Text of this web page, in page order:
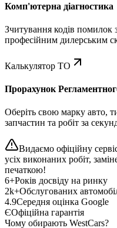
Комп'ютерна діагностика
Зчитування кодів помилок
професійним дилерським
Калькулятор ТО
Прорахунок
Оберіть свою марку авто,
запчастин та робіт за
Видаємо офіційну
усіх виконаних робіт,
печаткою!
6+Років досвіду на ринку
2k+Обслугованих
4.9Середня оцінка Google
ЄОфіційна гарантія
Чому обирають WestCars?